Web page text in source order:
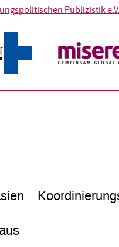
Publizistik e.V.